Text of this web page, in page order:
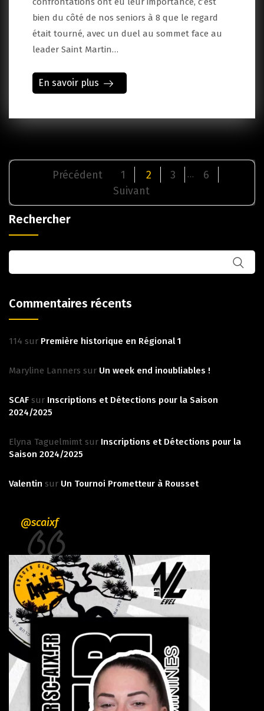
bien du côté de nos seniors à 8 que le regard
était tourné, avec un duel au sommet face au
leader Saint Martin…
En savoir plus
Pagination
publications
Précédent 1 2 3 …
6
Suivant
Rechercher
Commentaires récents
114 sur Première historique en Régional 1
Maryline Lanners sur Un week end inoubliables !
SCAF sur Inscriptions et Détections pour la Saison
2024/2025
Elyna Taguelmimt sur Inscriptions et Détections pour la
Saison 2024/2025
Valentin sur Un Tournoi Prometteur à Rousset
@scaixf